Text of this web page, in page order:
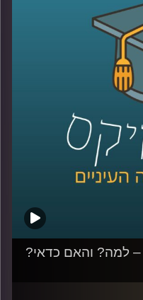
ואפילו קצת על הרכבת
החוסן הלאומי במכון
בכיר שב״כ לשעבר
– למה? והאם כדאי?